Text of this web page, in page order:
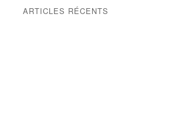
ARTICLES RÉCENTS